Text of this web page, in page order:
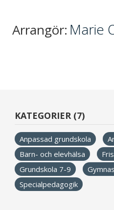
Arrangör: Marie
KATEGORIER (7)
Anpassad grundskola
Barn- och elevhälsa
Grundskola 7-9
Specialpedagogik